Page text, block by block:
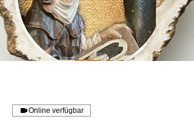
Online verfügbar